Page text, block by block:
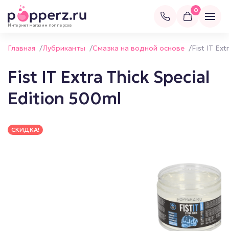
Интернет магазин попперсов
0
Главная /Лубриканты /Смазка на водной основе /Fist IT
Fist IT Extra Thick Special
Edition 500ml
СКИДКА!